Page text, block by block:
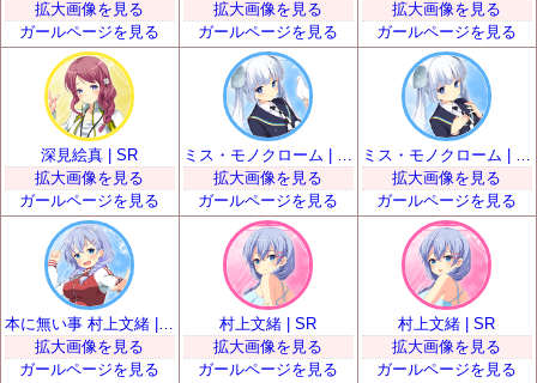
拡大画像を見る
ガールページを見る
拡大画像を見る
ガールページを見る
拡大画像を見る
ガールページを見る
深見絵真 | SR
拡大画像を見る
ガールページを見る
拡大画像を見る
ガールページを見る
拡大画像を見る
ガールページを見る
拡大画像を見る
ガールページを見る
村上文緒 | SR
拡大画像を見る
ガールページを見る
村上文緒 | SR
拡大画像を見る
ガールページを見る